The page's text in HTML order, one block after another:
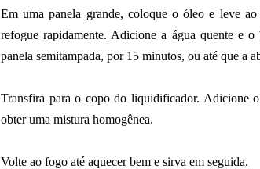
Em uma panela grande, coloque o óleo e leve
refogue rapidamente. Adicione a água quente e
panela semitampada, por 15 minutos, ou até que a
Transfira para o copo do liquidificador. Adicione
obter uma mistura homogênea.
Volte ao fogo até aquecer bem e sirva em seguida.